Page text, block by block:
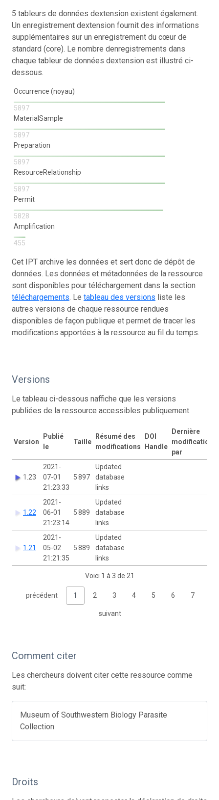
5 tableurs de données dextension existent également.
Un enregistrement dextension fournit des informations
supplémentaires sur un enregistrement du cœur de
standard (core). Le nombre denregistrements dans
chaque tableur de données dextension est illustré ci-
dessous.
Occurrence (noyau)
5897
MaterialSample
5897
Preparation
5897
ResourceRelationship
5897
Permit
5828
Amplification
455
Cet IPT archive les données et sert donc de dépôt de
données. Les données et métadonnées de la ressource
sont disponibles pour téléchargement dans la section
téléchargements. Le tableau des versions liste les
autres versions de chaque ressource rendues
disponibles de façon publique et permet de tracer les
modifications apportées à la ressource au fil du temps.
Versions
Le tableau ci-dessous naffiche que les versions
publiées de la ressource accessibles publiquement.
Version
Publié
le
Taille
Résumé des
modifications
DOI
Handle
Dernière
modification
par
1.23
2021-
07-01
21:23:33
5 897
Updated
database
links
1.22
2021-
06-01
21:23:14
5 889
Updated
database
links
1.21
2021-
05-02
21:21:35
5 889
Updated
database
links
Voici 1 à 3 de 21
précédent 1 2 3 4 5 6 7
suivant
Comment citer
Les chercheurs doivent citer cette ressource comme
suit:
Museum of Southwestern Biology Parasite
Collection
Droits